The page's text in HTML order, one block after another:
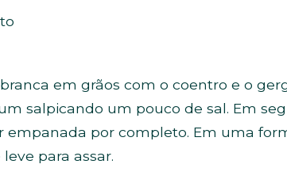
em grãos com o coentro e o
salpicando um pouco de sal. Em
empanada por completo. Em uma
para assar.